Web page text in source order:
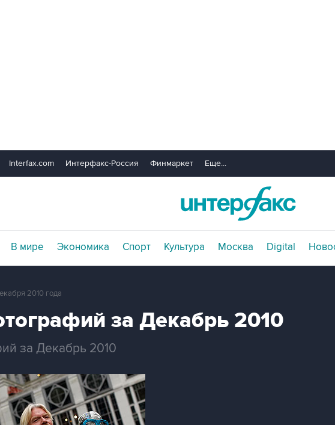
Interfax.com Интерфакс-Россия Финмаркет Еще...
В мире Экономика Спорт Культура Москва Digital
2010 года
за Декабрь 2010
за Декабрь 2010